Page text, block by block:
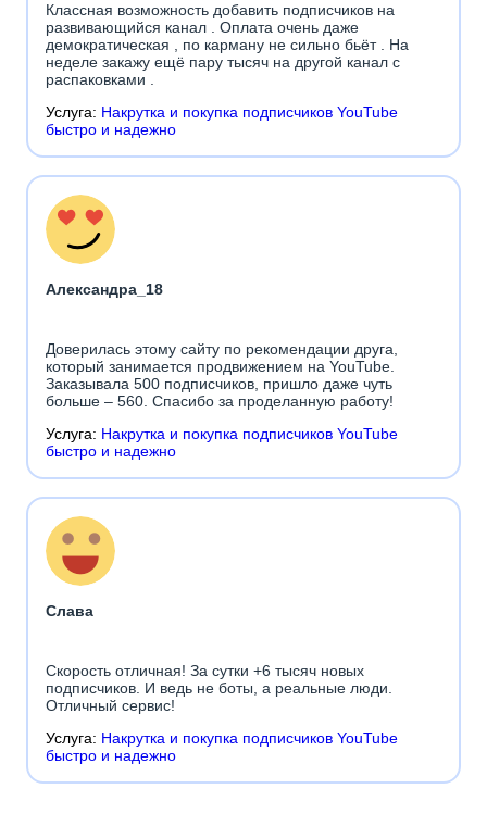
Классная возможность добавить подписчиков на
развивающийся канал . Оплата очень даже
демократическая , по карману не сильно бьёт . На
неделе закажу ещё пару тысяч на другой канал с
распаковками .
Услуга: Накрутка и покупка подписчиков YouTube
быстро и надежно
Александра_18
Доверилась этому сайту по рекомендации друга,
который занимается продвижением на YouTube.
Заказывала 500 подписчиков, пришло даже чуть
больше – 560. Спасибо за проделанную работу!
Услуга: Накрутка и покупка подписчиков YouTube
быстро и надежно
Слава
Скорость отличная! За сутки +6 тысяч новых
подписчиков. И ведь не боты, а реальные люди.
Отличный сервис!
Услуга: Накрутка и покупка подписчиков YouTube
быстро и надежно